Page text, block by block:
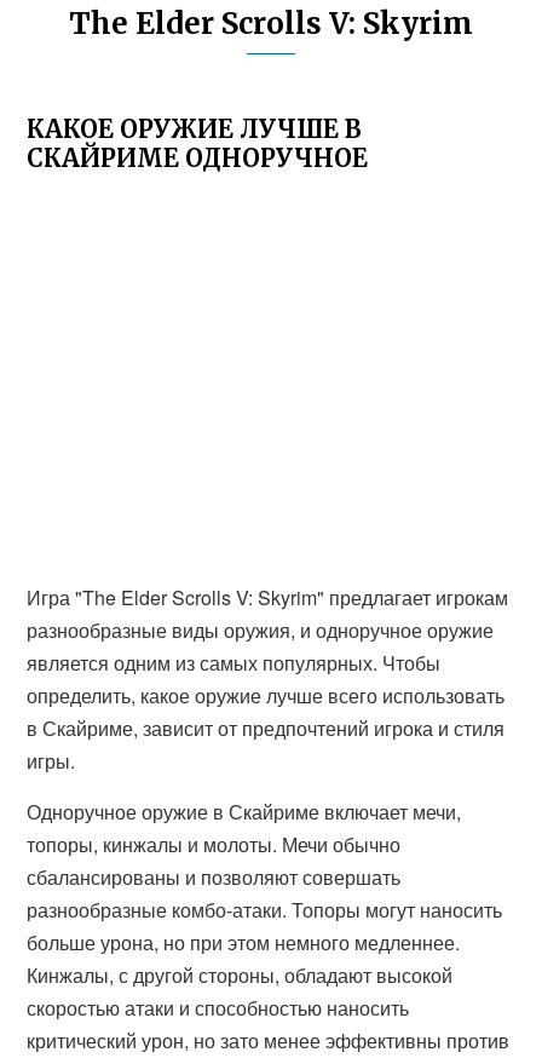
The Elder Scrolls V: Skyrim
КАКОЕ ОРУЖИЕ ЛУЧШЕ В
СКАЙРИМЕ ОДНОРУЧНОЕ
Игра "The Elder Scrolls V: Skyrim" предлагает игрокам
разнообразные виды оружия, и одноручное оружие
является одним из самых популярных. Чтобы
определить, какое оружие лучше всего использовать
в Скайриме, зависит от предпочтений игрока и стиля
игры.
Одноручное оружие в Скайриме включает мечи,
топоры, кинжалы и молоты. Мечи обычно
сбалансированы и позволяют совершать
разнообразные комбо-атаки. Топоры могут наносить
больше урона, но при этом немного медленнее.
Кинжалы, с другой стороны, обладают высокой
скоростью атаки и способностью наносить
критический урон, но зато менее эффективны против